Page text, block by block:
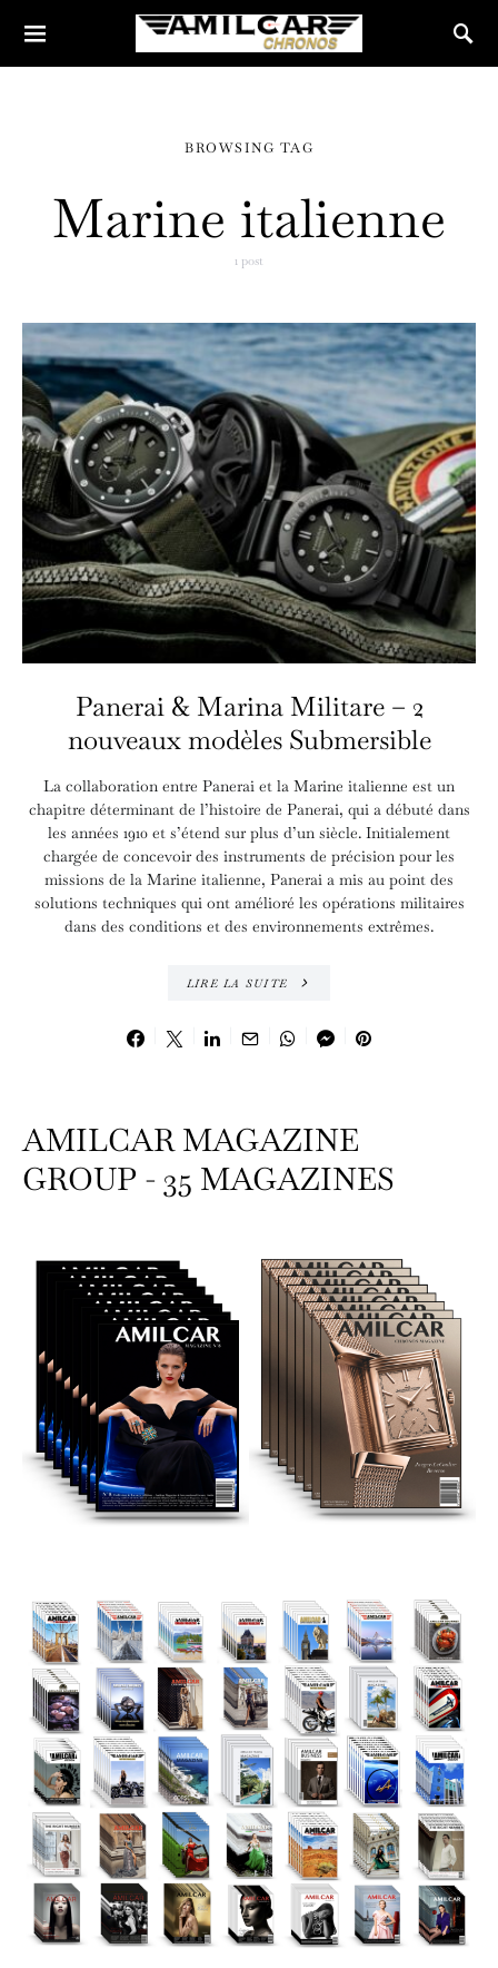
BROWSING TAG
Marine italienne
1 post
Panerai & Marina Militare – 2
nouveaux modèles Submersible
La collaboration entre Panerai et la Marine italienne est un
chapitre déterminant de l’histoire de Panerai, qui a débuté dans
les années 1910 et s’étend sur plus d’un siècle. Initialement
chargée de concevoir des instruments de précision pour les
missions de la Marine italienne, Panerai a mis au point des
solutions techniques qui ont amélioré les opérations militaires
dans des conditions et des environnements extrêmes.
LIRE LA SUITE
AMILCAR MAGAZINE
GROUP - 35 MAGAZINES